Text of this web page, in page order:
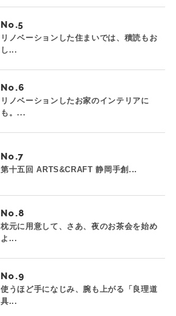
No.
リノベーションした住まいでは、積読もお
し...
No.
リノベーションしたお家のインテリアに
も。...
No.
第十五回 ARTS&CRAFT 静岡手創...
No.
枕元に用意して、さあ、夜のお茶会を始め
よ...
No.
使うほど手になじみ、腕も上がる「良理道
具...